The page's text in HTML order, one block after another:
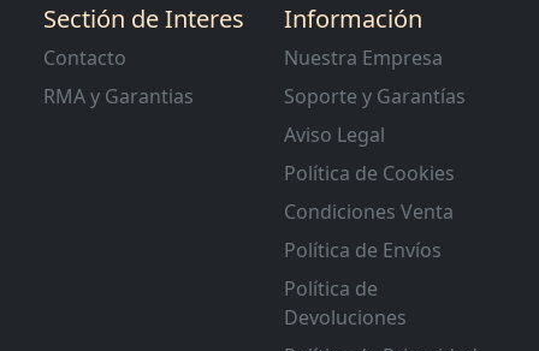
Sectión de Interes
Contacto
RMA y Garantias
Información
Nuestra Empresa
Soporte y Garantías
Aviso Legal
Política de Cookies
Condiciones Venta
Política de Envíos
Política de
Devoluciones